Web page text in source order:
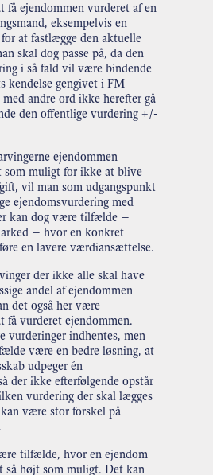
få ejendommen vurderet af en
eksempelvis en
at fastlægge den aktuelle
skal dog passe på, da den
i så fald vil være bindende
kendelse gengivet i FM
andre ord ikke herefter gå
den offentlige vurdering +/-
ejendommen
som muligt for ikke at blive
vil man som udgangspunkt
ejendomsvurdering med
kan dog være tilfælde –
– hvor en konkret
en lavere værdiansættelse.
der ikke alle skal have
andel af ejendommen
det også her være
få vurderet ejendommen.
vurderinger indhentes, men
være en bedre løsning, at
udpeger én
der ikke efterfølgende opstår
vurdering der skal lægges
være stor forskel på
tilfælde, hvor en ejendom
så højt som muligt. Det kan